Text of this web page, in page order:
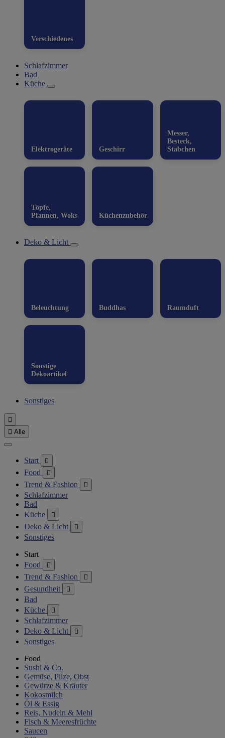
Verschiedenes
Schlafzimmer
Bad
Küche
Elektrogeräte Geschirr
Messer,
Besteck,
Stäbchen
Töpfe,
Pfannen, Woks
Küchenzubehör
Deko & Licht
Beleuchtung Buddhas Raumduft
Sonstige
Dekoartikel
Sonstiges

 Alle
Start 
Food 
Trend & Fashion 
Schlafzimmer
Bad
Küche

Deko & Licht 
Sonstiges
Start
Food

Trend & Fashion 
Gesundheit 
Bad
Küche

Schlafzimmer
Deko & Licht

Sonstiges
Food
Sushi & Co.
Gemüse, Pilze, Obst
Gewürze & Kräuter
Kokosmilch
Öl & Essig
Reis, Nudeln & Mehl
Fisch & Meeresfrüchte
Saucen